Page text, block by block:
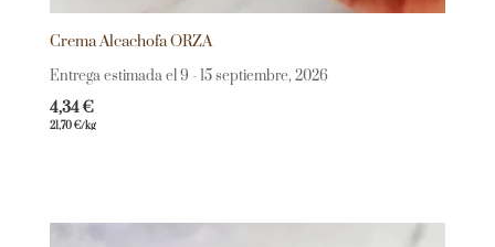
Crema Alcachofa ORZA
Entrega estimada el 9 - 15 septiembre, 2026
4,34€
21,70€/kg